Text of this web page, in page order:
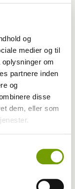
og
medier og til
om
partnere inden
og
disse
dem, eller som
er vilde med lure
Friis Amstrup
det hele værd
Hvis det ikke